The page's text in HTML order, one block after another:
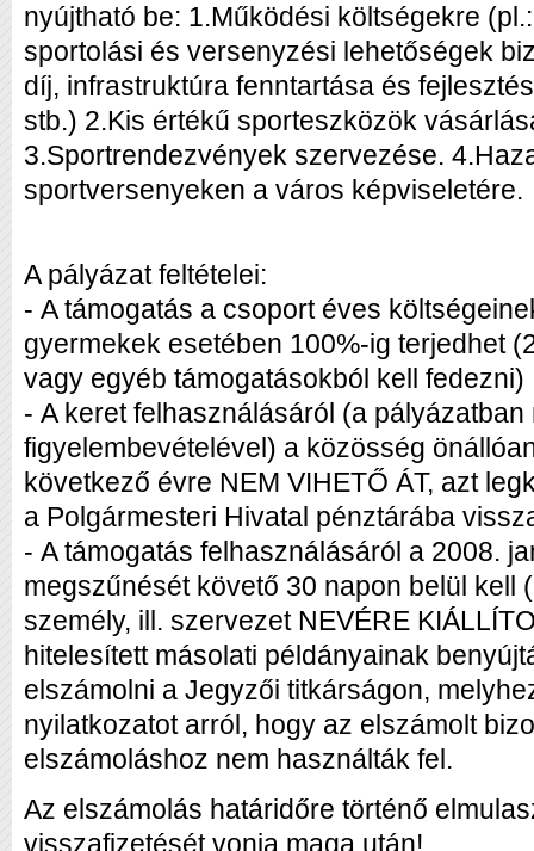
nyújtható be: 1.Működési költségekre
sportolási és versenyzési lehetőségek
díj, infrastruktúra fenntartása és
stb.) 2.Kis értékű sporteszközök
3.Sportrendezvények szervezése.
sportversenyeken a város képviseletére.
A pályázat feltételei:
- A támogatás a csoport éves
gyermekek esetében 100%-ig terjedhet
vagy egyéb támogatásokból kell fedezni)
- A keret felhasználásáról (a pályázatban
figyelembevételével) a közösség
következő évre NEM VIHETŐ ÁT, azt
a Polgármesteri Hivatal pénztárába
- A támogatás felhasználásáról a 2008.
megszűnését követő 30 napon belül kell
személy, ill. szervezet NEVÉRE
hitelesített másolati példányainak
elszámolni a Jegyzői titkárságon,
nyilatkozatot arról, hogy az elszámolt
elszámoláshoz nem használták fel.
Az elszámolás határidőre történő
visszafizetését vonja maga után!